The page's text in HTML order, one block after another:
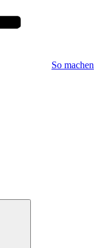
So machen